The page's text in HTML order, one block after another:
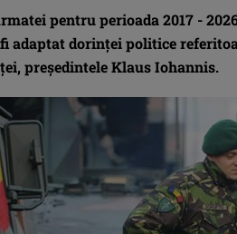
pentru perioada 2017 -
adaptat dorinţei politice
preşedintele Klaus Iohannis.